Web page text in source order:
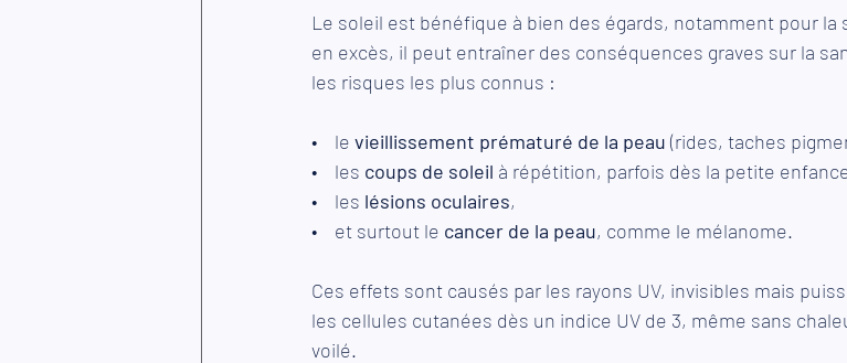
Le soleil est bénéfique à bien des égards, notamment pour la
en excès, il peut entraîner des conséquences graves sur la
les risques les plus connus :
•    le vieillissement prématuré de la peau (rides, taches
•    les coups de soleil à répétition, parfois dès la petite
•    les lésions oculaires,
•    et surtout le cancer de la peau, comme le mélanome.
Ces effets sont causés par les rayons UV, invisibles mais
les cellules cutanées dès un indice UV de 3, même sans
voilé.